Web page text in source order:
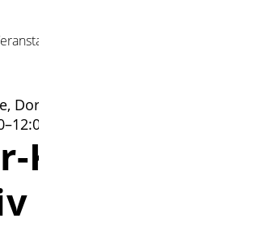
Dorfstr. 71, 30916 Isernhagen |
Kirche